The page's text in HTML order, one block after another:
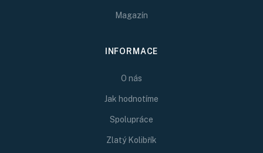
Magazín
INFORMACE
O nás
Jak hodnotíme
Spolupráce
Zlatý Kolibřík